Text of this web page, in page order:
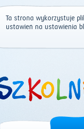
Ta strona wykorzystuje
ustawień na ustawienia